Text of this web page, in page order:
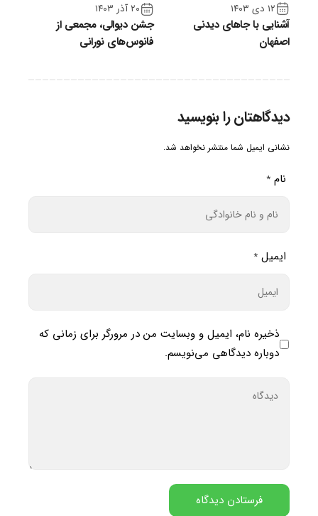
۱۲ دی ۱۴۰۳
آشنایی با جاهای دیدنی
اصفهان
۲۰ آذر ۱۴۰۳
جشن دیوالی، مجمعی از
فانوس‌های نورانی
دیدگاهتان را بنویسید
نشانی ایمیل شما منتشر نخواهد شد.
نام *
ایمیل *
ذخیره نام، ایمیل و وبسایت من در مرورگر برای زمانی که
دوباره دیدگاهی می‌نویسم.